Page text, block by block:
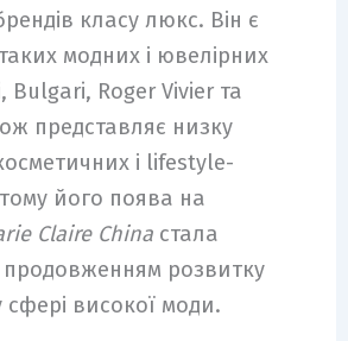
класу люкс. Він є
модних і ювелірних
Bulgari, Roger Vivier та
представляє низку
і lifestyle-
його поява на
Claire China стала
розвитку
сфері високої моди.